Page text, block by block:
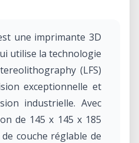
une imprimante 3D
utilise la technologie
(LFS)
exceptionnelle et
industrielle. Avec
de 145 x 145 x 185
couche réglable de